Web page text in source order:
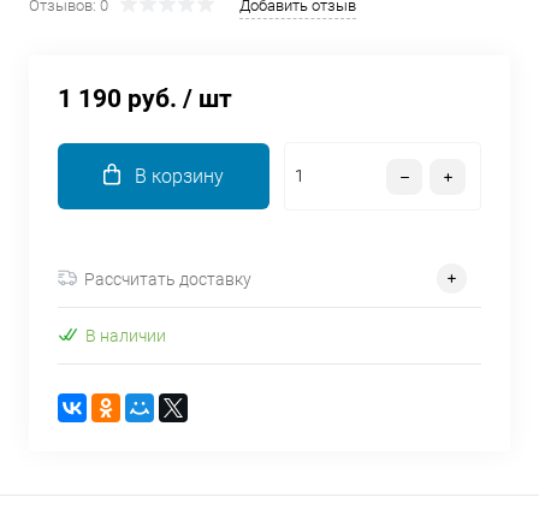
Отзывов: 0 Добавить отзыв
1 190 руб. / шт
В корзину
Рассчитать доставку
В наличии
списываться
по25% каждые 2 недели
8 800 302-02-51